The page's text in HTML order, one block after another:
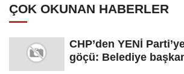
ÇOK OKUNAN HABERLER
CHP’den YENİ
göçü: Belediye